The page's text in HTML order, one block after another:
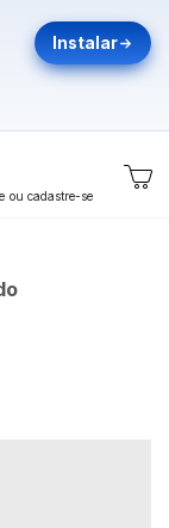
Instalar
ou cadastre-se